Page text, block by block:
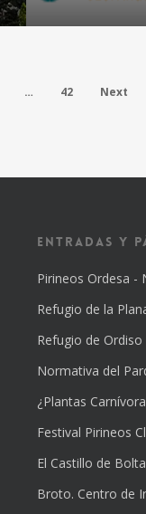
… 42 Next
Entradas y
Pirineos Ordesa -
Refugio de la
Refugio de Ordiso
Normativa del
¿Plantas
Festival Pirineos
El Castillo de
Broto. Centro de